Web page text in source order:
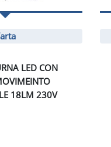
LED CON
18LM 230V